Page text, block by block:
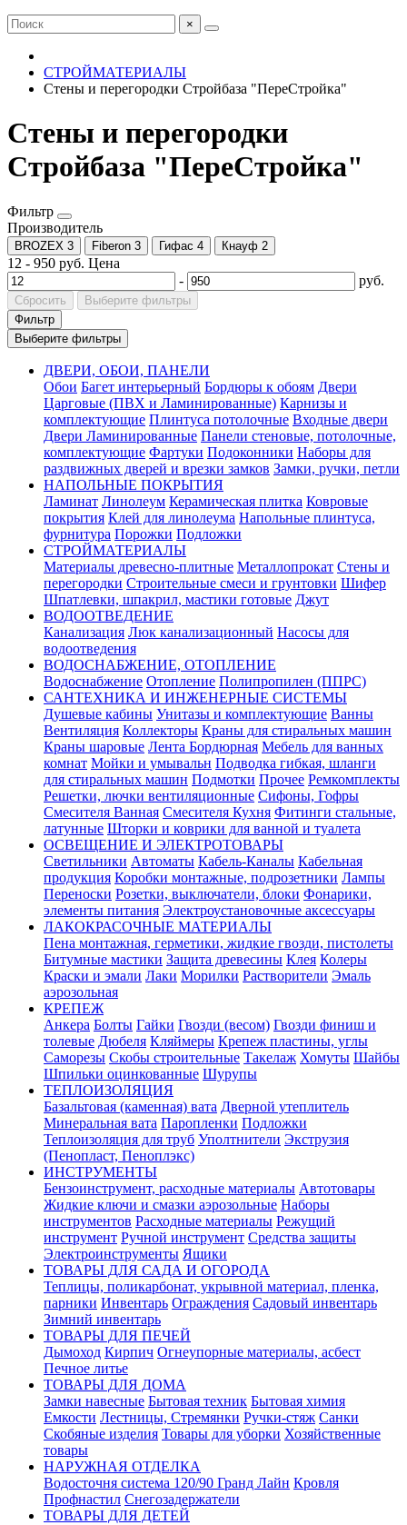
×
СТРОЙМАТЕРИАЛЫ
Стены и перегородки Стройбаза "ПереСтройка"
Стены и перегородки
Стройбаза "ПереСтройка"
Фильтр
Производитель
BROZEX 3 Fiberon 3 Гифас 4 Кнауф 2
12 - 950 руб. Цена
-
руб.
Сбросить
Выберите фильтры
Фильтр
Выберите фильтры
ДВЕРИ, ОБОИ, ПАНЕЛИ
Обои Багет интерьерный Бордюры к обоям Двери
Царговые (ПВХ и Ламинированные) Карнизы и
комплектующие Плинтуса потолочные Входные двери
Двери Ламинированные Панели стеновые, потолочные,
комплектующие Фартуки Подоконники Наборы для
раздвижных дверей и врезки замков Замки, ручки, петли
НАПОЛЬНЫЕ ПОКРЫТИЯ
Ламинат Линолеум Керамическая плитка Ковровые
покрытия Клей для линолеума Напольные плинтуса,
фурнитура Порожки Подложки
СТРОЙМАТЕРИАЛЫ
Материалы древесно-плитные Металлопрокат Стены и
перегородки Строительные смеси и грунтовки Шифер
Шпатлевки, шпакрил, мастики готовые Джут
ВОДООТВЕДЕНИЕ
Канализация Люк канализационный Насосы для
водоотведения
ВОДОСНАБЖЕНИЕ, ОТОПЛЕНИЕ
Водоснабжение Отопление Полипропилен (ППРС)
САНТЕХНИКА И ИНЖЕНЕРНЫЕ СИСТЕМЫ
Душевые кабины Унитазы и комплектующие Ванны
Вентиляция Коллекторы Краны для стиральных машин
Краны шаровые Лента Бордюрная Мебель для ванных
комнат Мойки и умывальн Подводка гибкая, шланги
для стиральных машин Подмотки Прочее Ремкомплекты
Решетки, лючки вентиляционные Сифоны, Гофры
Смесителя Ванная Смесителя Кухня Фитинги стальные,
латунные Шторки и коврики для ванной и туалета
ОСВЕЩЕНИЕ И ЭЛЕКТРОТОВАРЫ
Светильники Автоматы Кабель-Каналы Кабельная
продукция Коробки монтажные, подрозетники Лампы
Переноски Розетки, выключатели, блоки Фонарики,
элементы питания Электроустановочные аксессуары
ЛАКОКРАСОЧНЫЕ МАТЕРИАЛЫ
Пена монтажная, герметики, жидкие гвозди, пистолеты
Битумные мастики Защита древесины Клея Колеры
Краски и эмали Лаки Морилки Растворители Эмаль
аэрозольная
КРЕПЕЖ
Анкера Болты Гайки Гвозди (весом) Гвозди финиш и
толевые Дюбеля Кляймеры Крепеж пластины, углы
Саморезы Скобы строительные Такелаж Хомуты Шайбы
Шпильки оцинкованные Шурупы
ТЕПЛОИЗОЛЯЦИЯ
Базальтовая (каменная) вата Дверной утеплитель
Минеральная вата Паропленки Подложки
Теплоизоляция для труб Уполтнители Экструзия
(Пенопласт, Пеноплэкс)
ИНСТРУМЕНТЫ
Бензоинструмент, расходные материалы Автотовары
Жидкие ключи и смазки аэрозольные Наборы
инструментов Расходные материалы Режущий
инструмент Ручной инструмент Средства защиты
Электроинструменты Ящики
ТОВАРЫ ДЛЯ САДА И ОГОРОДА
Теплицы, поликарбонат, укрывной материал, пленка,
парники Инвентарь Ограждения Садовый инвентарь
Зимний инвентарь
ТОВАРЫ ДЛЯ ПЕЧЕЙ
Дымоход Кирпич Огнеупорные материалы, асбест
Печное литье
ТОВАРЫ ДЛЯ ДОМА
Замки навесные Бытовая техник Бытовая химия
Емкости Лестницы, Стремянки Ручки-стяж Санки
Скобяные изделия Товары для уборки Хозяйственные
товары
НАРУЖНАЯ ОТДЕЛКА
Водосточня система 120/90 Гранд Лайн Кровля
Профнастил Снегозадержатели
ТОВАРЫ ДЛЯ ДЕТЕЙ